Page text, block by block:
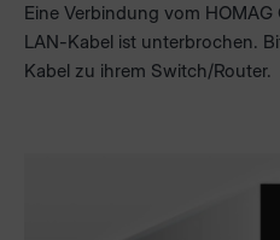
Eine Verbindung vom
LAN-Kabel ist unterbrochen.
Kabel zu ihrem Switch/Router.